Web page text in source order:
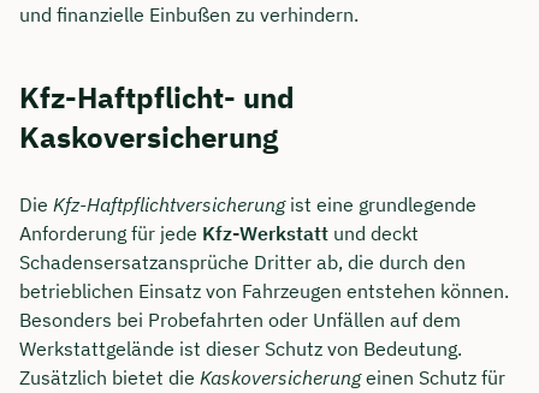
und finanzielle Einbußen zu verhindern.
Kfz-Haftpflicht- und
Kaskoversicherung
Die Kfz-Haftpflichtversicherungist eine grundlegende
Anforderung für jede Kfz-Werkstatt und deckt
Schadensersatzansprüche Dritter ab, die durch den
betrieblichen Einsatz von Fahrzeugen entstehen können.
Besonders bei Probefahrten oder Unfällen auf dem
Werkstattgelände ist dieser Schutz von Bedeutung.
Zusätzlich bietet die Kaskoversicherungeinen Schutz für